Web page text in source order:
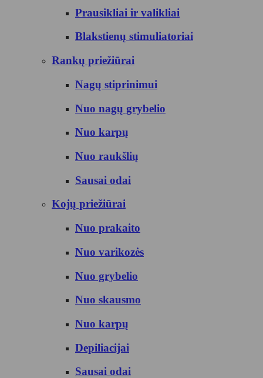
Prausikliai ir valikliai
Blakstienų stimuliatoriai
Rankų priežiūrai
Nagų stiprinimui
Nuo nagų grybelio
Nuo karpų
Nuo raukšlių
Sausai odai
Kojų priežiūrai
Nuo prakaito
Nuo varikozės
Nuo grybelio
Nuo skausmo
Nuo karpų
Depiliacijai
Sausai odai